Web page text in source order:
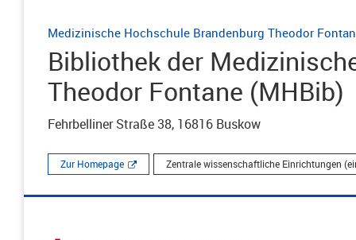
Medizinische Hochschule Brandenburg Theodor
Bibliothek der
Theodor Fontane (MHBib)
Fehrbelliner Straße 38, 16816 Buskow
Zur Homepage Zentrale wissenschaftliche Einrichtungen